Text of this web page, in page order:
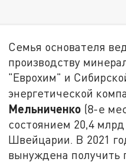
Семья основателя
производству
"Еврохим" и
энергетической
Мельниченко (8-е
состоянием 20,4
Швейцарии. В 2021
вынуждена получить